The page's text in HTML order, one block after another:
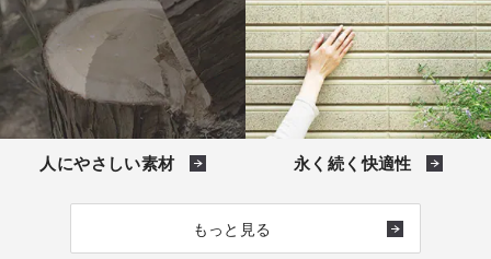
人にやさしい素材 永く続く快適性
もっと見る